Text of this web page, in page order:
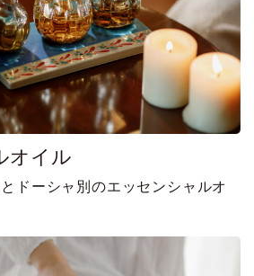
オイル
ドーシャ別のエッセンシャルオ